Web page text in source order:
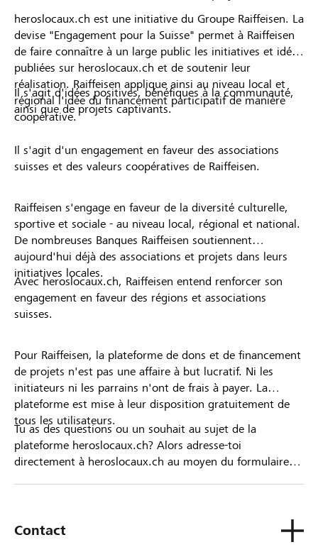
heroslocaux.ch est une initiative du Groupe Raiffeisen. La
devise "Engagement pour la Suisse" permet à Raiffeisen
de faire connaître à un large public les initiatives et idées
publiées sur heroslocaux.ch et de soutenir leur
réalisation. Raiffeisen applique ainsi au niveau local et
régional l'idée du financement participatif de manière
coopérative.
Il s'agit d'idées positives, bénéfiques à la communauté,
ainsi que de projets captivants.
Il s'agit d'un engagement en faveur des associations
suisses et des valeurs coopératives de Raiffeisen.
Raiffeisen s'engage en faveur de la diversité culturelle,
sportive et sociale - au niveau local, régional et national.
De nombreuses Banques Raiffeisen soutiennent
aujourd'hui déjà des associations et projets dans leurs
initiatives locales.
Avec heroslocaux.ch, Raiffeisen entend renforcer son
engagement en faveur des régions et associations
suisses.
Pour Raiffeisen, la plateforme de dons et de financement
de projets n'est pas une affaire à but lucratif. Ni les
initiateurs ni les parrains n'ont de frais à payer. La
plateforme est mise à leur disposition gratuitement de
tous les utilisateurs.
Tu as des questions ou un souhait au sujet de la
plateforme heroslocaux.ch? Alors adresse-toi
directement à heroslocaux.ch au moyen du formulaire
Contact